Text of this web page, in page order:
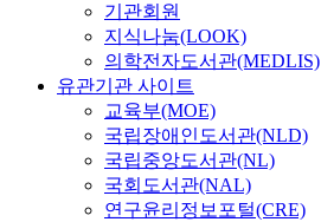
기관회원
지식나눔(LOOK)
의학전자도서관(MEDLIS)
유관기관 사이트
교육부(MOE)
국립장애인도서관(NLD)
국립중앙도서관(NL)
국회도서관(NAL)
연구윤리정보포털(CRE)